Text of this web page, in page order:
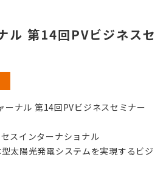
ル 第14回PVビジネスセ
ーナル 第14回PVビジネスセミナー
スインターナショナル
太陽光発電システムを実現するビジ